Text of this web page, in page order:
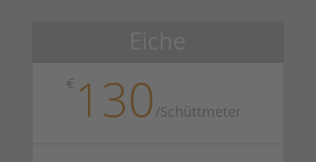
€ 130/Schüttmeter